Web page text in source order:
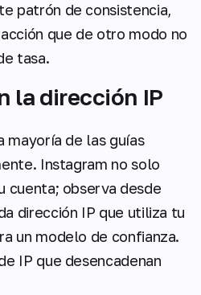
patrón de consistencia,
que de otro modo no
tasa.
la dirección IP
mayoría de las guías
Instagram no solo
cuenta; observa desde
dirección IP que utiliza tu
un modelo de confianza.
IP que desencadenan